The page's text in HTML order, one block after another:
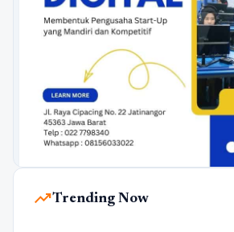
trending_upTrending Now